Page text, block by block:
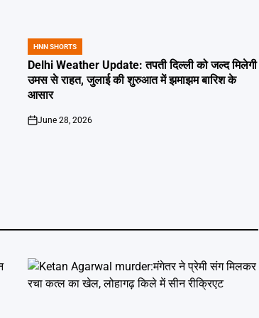
POSTED
IN
HNN SHORTS
Delhi Weather Update: तपती दिल्ली को जल्द मिलेगी
उमस से राहत, जुलाई की शुरुआत में झमाझम बारिश के
आसार
on
June 28, 2026